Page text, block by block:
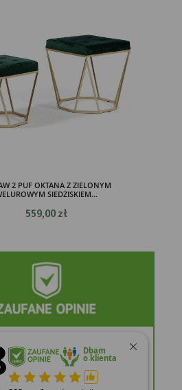
2 PUF OKTANA Z ZIELONYM
SIEDZISKIEM...
559,00 zł